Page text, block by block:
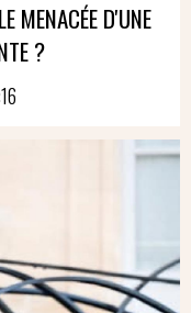
MENACÉE D'UNE
?